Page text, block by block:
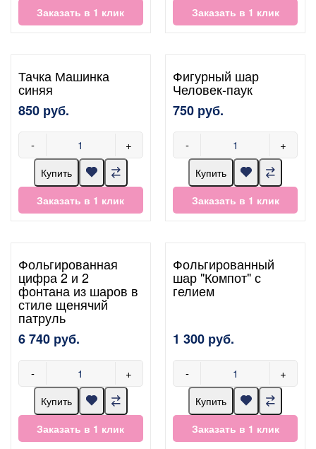
Заказать в 1 клик
Заказать в 1 клик
Тачка Машинка
синяя
850 руб.
- +
Купить
Заказать в 1 клик
Фигурный шар
Человек-паук
750 руб.
- +
Купить
Заказать в 1 клик
Фольгированная
цифра 2 и 2
фонтана из шаров в
стиле щенячий
патруль
6 740 руб.
- +
Купить
Заказать в 1 клик
Фольгированный
шар "Компот" с
гелием
1 300 руб.
- +
Купить
Заказать в 1 клик